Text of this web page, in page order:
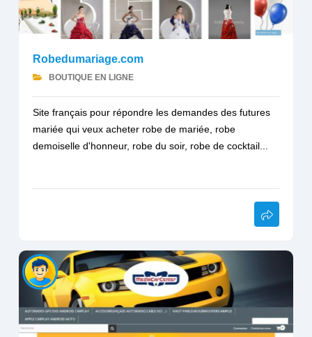
Robedumariage.com
BOUTIQUE EN LIGNE
Site français pour répondre les demandes des futures
mariée qui veux acheter robe de mariée, robe
demoiselle d'honneur, robe du soir, robe de cocktail...